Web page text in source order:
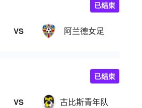
VS 阿兰德女足
已结束
VS 古比斯青年队
已结束